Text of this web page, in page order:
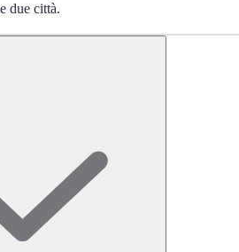
due città.